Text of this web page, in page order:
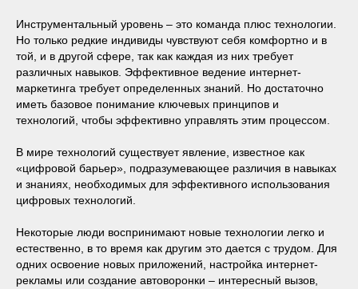
Инструментальный уровень ‒ это команда плюс технологии.
Но только редкие индивиды чувствуют себя комфортно и в
той, и в другой сфере, так как каждая из них требует
различных навыков. Эффективное ведение интернет-
маркетинга требует определенных знаний. Но достаточно
иметь базовое понимание ключевых принципов и
технологий, чтобы эффективно управлять этим процессом.
В мире технологий существует явление, известное как
«цифровой барьер»‎, подразумевающее различия в навыках
и знаниях, необходимых для эффективного использования
цифровых технологий.
Некоторые люди воспринимают новые технологии легко и
естественно, в то время как другим это дается с трудом. Для
одних освоение новых приложений, настройка интернет-
рекламы или создание автоворонки ‒ интересный вызов,